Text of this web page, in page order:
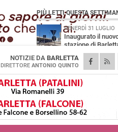
NOTIZIE DA BARLETTA
DIRETTORE ANTONIO QUINTO
PIÙ LETTI QUESTA
VENERDÌ 31 LUGLIO
Inaugurato il
stazione di
MERCOLEDÌ 5
Barletta piange
64enne
GIOVEDÌ 30 LUGLIO
Rapina
gioielleria, banditi
DOMENICA 2
Beni confiscati